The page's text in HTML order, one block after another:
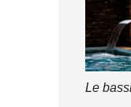
Le